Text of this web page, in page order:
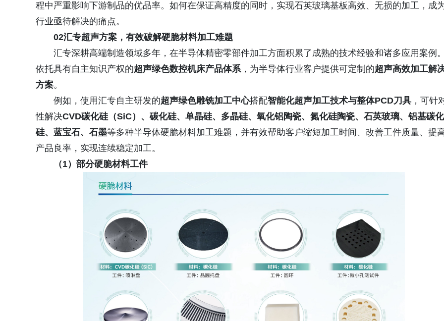
程中严重影响下游制品的优品率。如何在保证高精度的同时，实现石英玻璃基板高效、无损的加工，成
行业亟待解决的痛点。
02汇专超声方案，有效破解硬脆材料加工难题
汇专深耕高端制造领域多年，在半导体精密零部件加工方面积累了成熟的技术经验和诸多应用案例
依托具有自主知识产权的超声绿色数控机床产品体系，为半导体行业客户提供可定制的超声高效加工解
方案。
例如，使用汇专自主研发的超声绿色雕铣加工中心搭配智能化超声加工技术与整体PCD刀具 ，可针
性解决CVD碳化硅（SiC）、碳化硅、单晶硅、多晶硅、氧化铝陶瓷、氮化硅陶瓷、石英玻璃、铝基碳化
硅、蓝宝石、石墨等多种半导体硬脆材料加工难题，并有效帮助客户缩短加工时间、改善工件质量、提
产品良率，实现连续稳定加工。
（1）部分硬脆材料工件